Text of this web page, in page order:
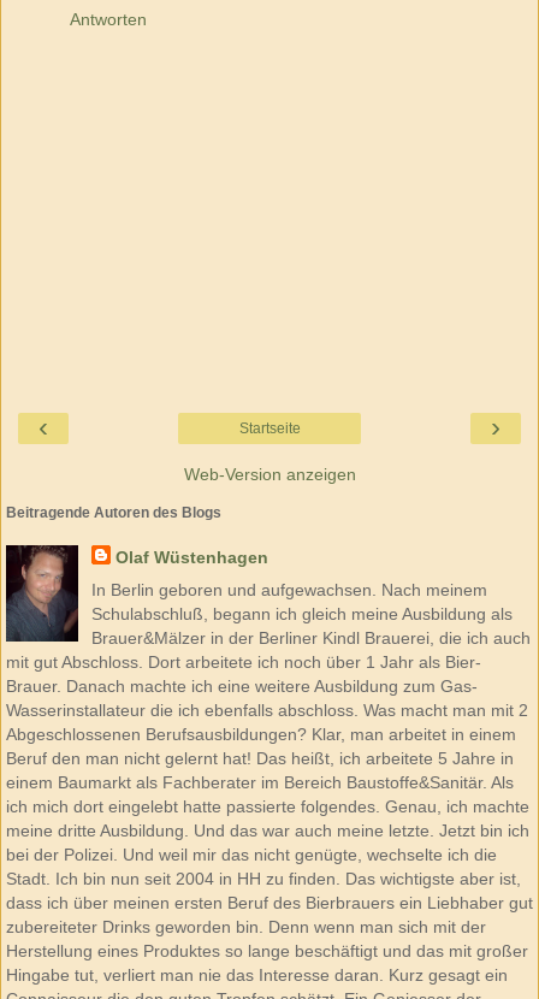
Antworten
‹ ›
Startseite
Web-Version anzeigen
Beitragende Autoren des Blogs
Olaf Wüstenhagen
In Berlin geboren und aufgewachsen. Nach meinem
Schulabschluß, begann ich gleich meine Ausbildung als
Brauer&Mälzer in der Berliner Kindl Brauerei, die ich auch
mit gut Abschloss. Dort arbeitete ich noch über 1 Jahr als Bier-
Brauer. Danach machte ich eine weitere Ausbildung zum Gas-
Wasserinstallateur die ich ebenfalls abschloss. Was macht man mit 2
Abgeschlossenen Berufsausbildungen? Klar, man arbeitet in einem
Beruf den man nicht gelernt hat! Das heißt, ich arbeitete 5 Jahre in
einem Baumarkt als Fachberater im Bereich Baustoffe&Sanitär. Als
ich mich dort eingelebt hatte passierte folgendes. Genau, ich machte
meine dritte Ausbildung. Und das war auch meine letzte. Jetzt bin ich
bei der Polizei. Und weil mir das nicht genügte, wechselte ich die
Stadt. Ich bin nun seit 2004 in HH zu finden. Das wichtigste aber ist,
dass ich über meinen ersten Beruf des Bierbrauers ein Liebhaber gut
zubereiteter Drinks geworden bin. Denn wenn man sich mit der
Herstellung eines Produktes so lange beschäftigt und das mit großer
Hingabe tut, verliert man nie das Interesse daran. Kurz gesagt ein